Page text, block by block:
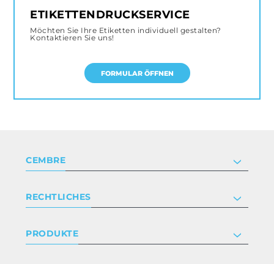
ETIKETTENDRUCKSERVICE
Möchten Sie Ihre Etiketten individuell gestalten?
Kontaktieren Sie uns!
FORMULAR ÖFFNEN
CEMBRE
Zertifizierung
Arbeite mit uns
RECHTLICHES
Geschäftsbedingungen
PRODUKTE